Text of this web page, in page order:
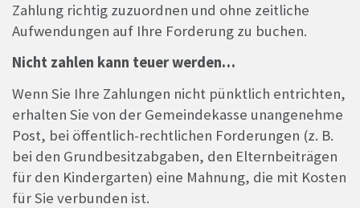
Zahlung richtig zuzuordnen und ohne zeitliche
Aufwendungen auf Ihre Forderung zu buchen.
Nicht zahlen kann teuer werden…
Wenn Sie Ihre Zahlungen nicht pünktlich entrichten,
erhalten Sie von der Gemeindekasse unangenehme
Post, bei öffentlich-rechtlichen Forderungen (z. B.
bei den Grundbesitzabgaben, den Elternbeiträgen
für den Kindergarten) eine Mahnung, die mit Kosten
für Sie verbunden ist.